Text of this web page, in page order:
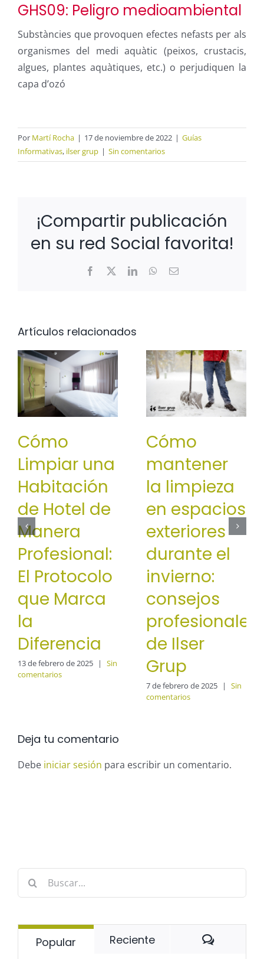
GHS09: Peligro medioambiental
Substàncies que provoquen efectes nefasts per als
organismes del medi aquàtic (peixos, crustacis,
algues, plantes aquàtiques, etc.) o perjudiquen la
capa d’ozó
Por Martí Rocha | 17 de noviembre de 2022 | Guías
Informativas, ilser grup | Sin comentarios
¡Compartir publicación
en su red Social favorita!
Facebook LinkedInWhatsApp
Correo
Artículos relacionados
Cómo
Limpiar una
Habitación
de Hotel de
Manera
Profesional:
El Protocolo
que Marca
la
Diferencia
13 de febrero de 2025 |
Sin
comentarios
Cómo
mantener
la limpieza
en espacios
exteriores
durante el
invierno:
consejos
profesionales
de Ilser
Grup
7 de febrero de 2025 |
Sin
comentarios
Deja tu comentario
Debe iniciar sesión para escribir un comentario.
Buscar:
Popular Reciente